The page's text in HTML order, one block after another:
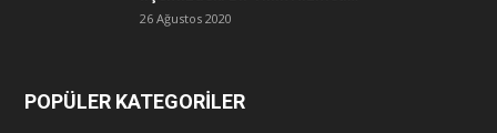
26 Ağustos 2020
POPÜLER KATEGORİLER